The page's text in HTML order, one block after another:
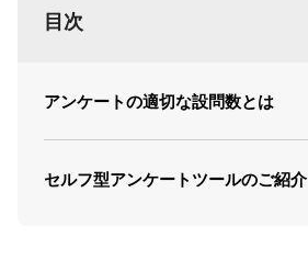
目次
アンケートの適切な設問数とは
セルフ型アンケートツールのご紹介